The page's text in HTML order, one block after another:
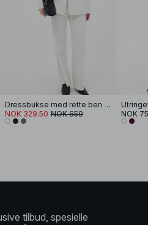
Dressbukse med rette ben og middels liv
NOK 329.50 NOK 659 NOK
tilbud, spesielle